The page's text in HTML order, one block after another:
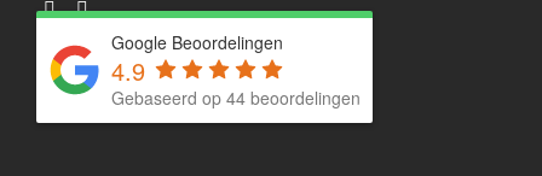
Google Beoordelingen
4.9
Gebaseerd op 44 beoordelingen